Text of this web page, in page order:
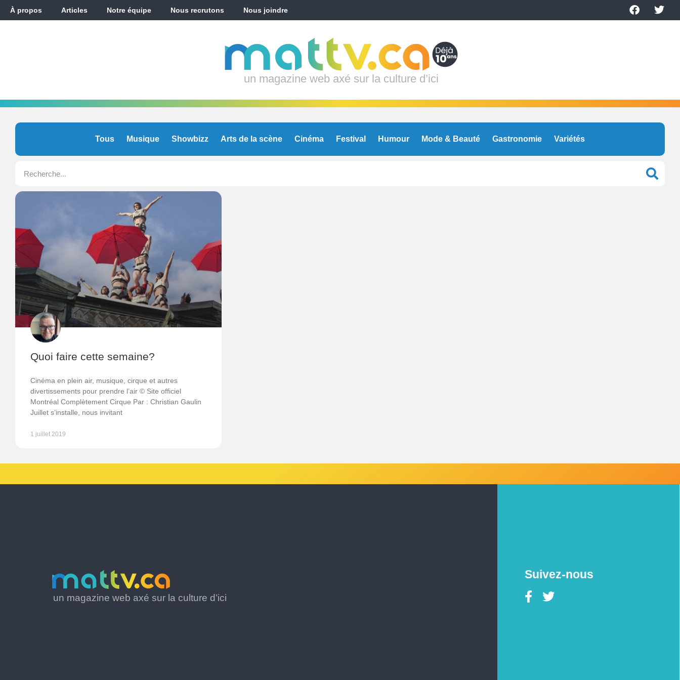
À propos Articles Notre équipe Nous recrutons Nous joindre
un magazine web axé sur la culture d’ici
Tous Musique Showbizz Arts de la scène Cinéma Festival Humour Mode & Beauté Gastronomie Variétés
Quoi faire cette semaine?
Cinéma en plein air, musique, cirque et autres
divertissements pour prendre l’air © Site officiel
Montréal Complètement Cirque Par : Christian Gaulin
Juillet s’installe, nous invitant
1 juillet 2019
un magazine web axé sur la culture d’ici
Suivez-nous